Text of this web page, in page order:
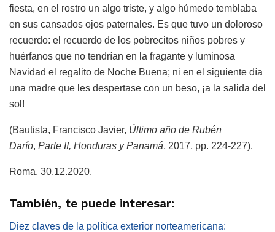
fiesta, en el rostro un algo triste, y algo húmedo temblaba
en sus cansados ojos paternales. Es que tuvo un doloroso
recuerdo: el recuerdo de los pobrecitos niños pobres y
huérfanos que no tendrían en la fragante y luminosa
Navidad el regalito de Noche Buena; ni en el siguiente día
una madre que les despertase con un beso, ¡a la salida del
sol!
(Bautista, Francisco Javier, Último año de Rubén
Darío, Parte II, Honduras y Panamá, 2017, pp. 224-227).
Roma, 30.12.2020.
También, te puede interesar:
Diez claves de la política exterior norteamericana: